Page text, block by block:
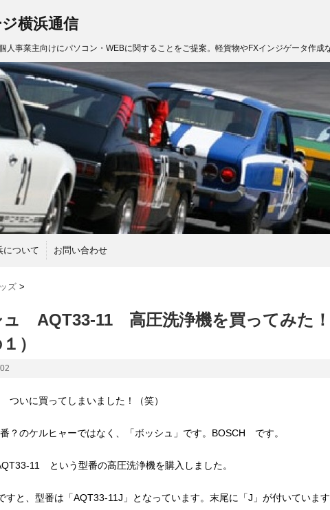
横浜通信
人事業主向けにパソコン・WEBに関することをご提案。軽貨物やFXインジゲータ作成
について お問い合わせ
ズ >
ュ AQT33-11 高圧洗浄機を買ってみた！
）
ついに買ってしまいました！（笑）
？のケルヒャーではなく、「ボッシュ」です。BOSCH です。
11 という型番の高圧洗浄機を購入しました。
と、型番は「AQT33-11J」となっています。末尾に「J」が付いています